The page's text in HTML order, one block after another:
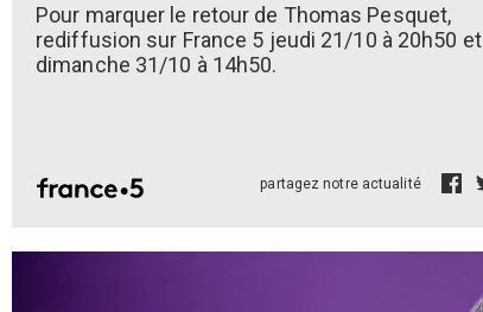
Pour marquer le retour de Thomas Pesquet,
rediffusion sur France 5 jeudi 21/10 à 20h50 et
dimanche 31/10 à 14h50.
partagez notre actualité